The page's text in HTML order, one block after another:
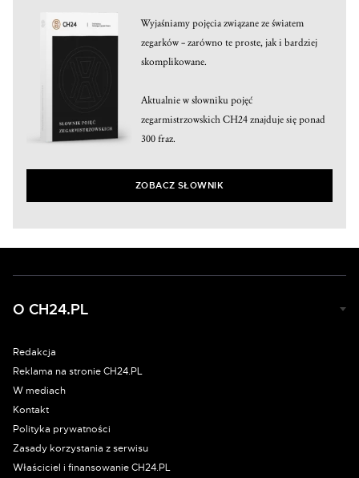
Wyjaśniamy pojęcia związane ze światem
zegarków – zarówno te proste, jak i bardziej
skomplikowane.
Aktualnie w słowniku pojęć
zegarmistrzowskich CH24 znajduje się ponad
300 fraz.
ZOBACZ SŁOWNIK
O CH24.PL
Redakcja
Reklama na stronie CH24.PL
W mediach
Kontakt
Polityka prywatności
Zasady korzystania z serwisu
Właściciel i finansowanie CH24.PL